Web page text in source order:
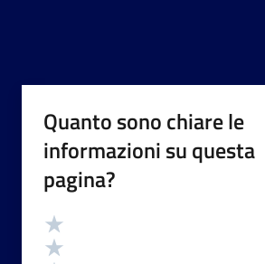
Quanto sono chiare le
informazioni su questa
pagina?
Valutazione